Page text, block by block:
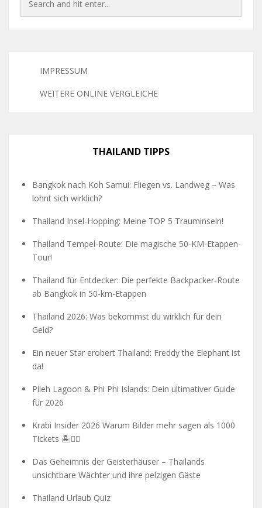
IMPRESSUM
WEITERE ONLINE VERGLEICHE
THAILAND TIPPS
Bangkok nach Koh Samui: Fliegen vs. Landweg – Was
lohnt sich wirklich?
Thailand Insel-Hopping: Meine TOP 5 Trauminseln!
Thailand Tempel-Route: Die magische 50-KM-Etappen-
Tour!
Thailand für Entdecker: Die perfekte Backpacker-Route
ab Bangkok in 50-km-Etappen
Thailand 2026: Was bekommst du wirklich für dein
Geld?
Ein neuer Star erobert Thailand: Freddy the Elephant ist
da!
Pileh Lagoon & Phi Phi Islands: Dein ultimativer Guide
für 2026
Krabi Insider 2026 Warum Bilder mehr sagen als 1000
Tickets 🏝️🧗‍♂️
Das Geheimnis der Geisterhäuser – Thailands
unsichtbare Wächter und ihre pelzigen Gäste
Thailand Urlaub Quiz